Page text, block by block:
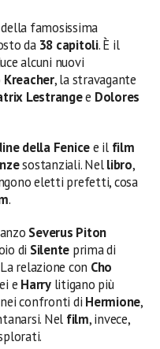
della famosissima
da 38 capitoli. È il
alcuni nuovi
Kreacher, la stravagante
Lestrangee Dolores
della Fenicee il film
sostanziali. Nellibro,
eletti prefetti, cosa
.
Severus Piton
di Silente prima di
relazione con Cho
e Harrylitigano più
confronti di Hermione,
Nel film, invece,